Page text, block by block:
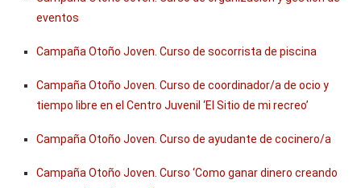
eventos
Campaña Otoño Joven. Curso de socorrista de piscina
Campaña Otoño Joven. Curso de coordinador/a de ocio y
tiempo libre en el Centro Juvenil ‘El Sitio de mi recreo’
Campaña Otoño Joven. Curso de ayudante de cocinero/a
Campaña Otoño Joven. Curso ‘Como ganar dinero creando